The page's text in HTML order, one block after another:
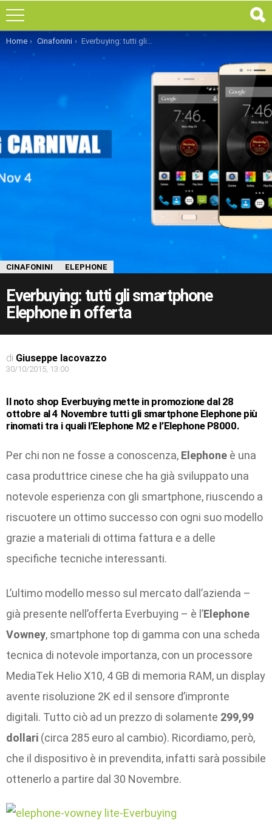
You are here:
Home Cinafonini Everbuying: tutti gli smartphone Elephone in offerta
CINAFONINI ELEPHONE
Everbuying: tutti gli smartphone
Elephone in offerta
di Giuseppe Iacovazzo
30/10/2015, 13:00
Il noto shop Everbuying mette in promozione dal 28
ottobre al 4 Novembre tutti gli smartphone Elephone più
rinomati tra i quali l’Elephone M2 e l’Elephone P8000.
Per chi non ne fosse a conoscenza, Elephone è una
casa produttrice cinese che ha già sviluppato una
notevole esperienza con gli smartphone, riuscendo a
riscuotere un ottimo successo con ogni suo modello
grazie a materiali di ottima fattura e a delle
specifiche tecniche interessanti.
L’ultimo modello messo sul mercato dall’azienda –
già presente nell’offerta Everbuying – è l’Elephone
Vowney, smartphone top di gamma con una scheda
tecnica di notevole importanza, con un processore
MediaTek Helio X10, 4 GB di memoria RAM, un display
avente risoluzione 2K ed il sensore d’impronte
digitali. Tutto ciò ad un prezzo di solamente 299,99
dollari (circa 285 euro al cambio). Ricordiamo, però,
che il dispositivo è in prevendita, infatti sarà possibile
ottenerlo a partire dal 30 Novembre.